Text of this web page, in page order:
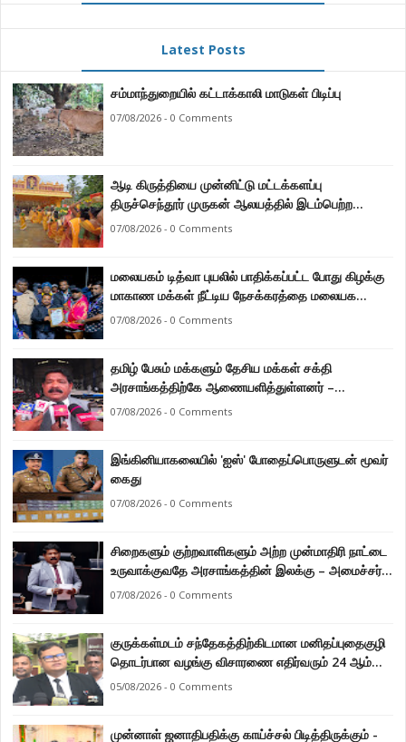
Latest Posts
சம்மாந்துறையில் கட்டாக்காலி மாடுகள் பிடிப்பு
07/08/2026 - 0 Comments
ஆடி கிருத்தியை முன்னிட்டு மட்டக்களப்பு
திருச்செந்தூர் முருகன் ஆலயத்தில் இடம்பெற்ற
பால்குட பவனி 1008 சங்கா ஆபிஷேக நிகழ்வு.
07/08/2026 - 0 Comments
மலையகம் டித்வா புயலில் பாதிக்கப்பட்ட போது கிழக்கு
மாகாண மக்கள் நீட்டிய நேசக்கரத்தை மலையக
மக்கள் ஒருபோதும் மறக்கமாட்டார்கள் : நுவரெலியா
07/08/2026 - 0 Comments
தமிழ் பேசும் மக்களும் தேசிய மக்கள் சக்தி
அரசாங்கத்திற்கே ஆணையளித்துள்ளனர் –
கடற்றொழில் அமைச்சர் இராமலிங்கம் சந்திரசேகர்
07/08/2026 - 0 Comments
இங்கினியாகலையில் 'ஐஸ்' போதைப்பொருளுடன் மூவர்
கைது
07/08/2026 - 0 Comments
சிறைகளும் குற்றவாளிகளும் அற்ற முன்மாதிரி நாட்டை
உருவாக்குவதே அரசாங்கத்தின் இலக்கு – அமைச்சர்
இராமலிங்கம் சந்திரசேகர்
07/08/2026 - 0 Comments
குருக்கள்மடம் சந்தேகத்திற்கிடமான மனிதப்புதைகுழி
தொடர்பான வழங்கு விசாரணை எதிர்வரும் 24 ஆம்
திகதிக்கு தவணையிடப்பட்டுள்ளது.
05/08/2026 - 0 Comments
முன்னாள் ஜனாதிபதிக்கு காய்ச்சல் பிடித்திருக்கும் -